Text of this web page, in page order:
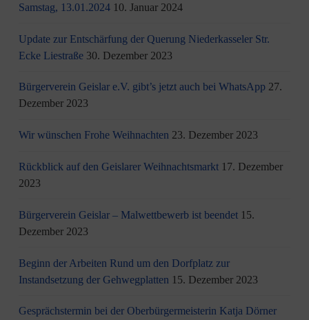
Samstag, 13.01.2024 10. Januar 2024
Update zur Entschärfung der Querung Niederkasseler Str.
Ecke Liestraße 30. Dezember 2023
Bürgerverein Geislar e.V. gibt’s jetzt auch bei WhatsApp 27.
Dezember 2023
Wir wünschen Frohe Weihnachten 23. Dezember 2023
Rückblick auf den Geislarer Weihnachtsmarkt 17. Dezember
2023
Bürgerverein Geislar – Malwettbewerb ist beendet 15.
Dezember 2023
Beginn der Arbeiten Rund um den Dorfplatz zur
Instandsetzung der Gehwegplatten 15. Dezember 2023
Gesprächstermin bei der Oberbürgermeisterin Katja Dörner